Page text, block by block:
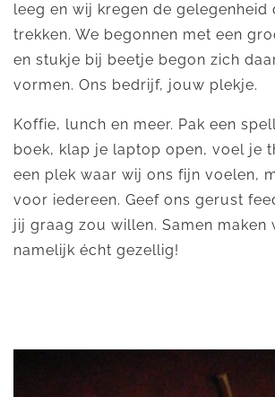
leeg en wij kregen de gelegenheid
trekken. We begonnen met een
en stukje bij beetje begon zich daar
vormen. Ons bedrijf, jouw plekje.
Koffie, lunch en meer. Pak een
boek, klap je laptop open, voel je
een plek waar wij ons fijn voelen,
voor iedereen. Geef ons gerust
jij graag zou willen. Samen maken
namelijk écht gezellig!